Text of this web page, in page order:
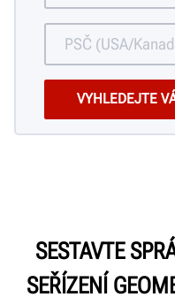
SESTAVTE
SEŘÍZENÍ